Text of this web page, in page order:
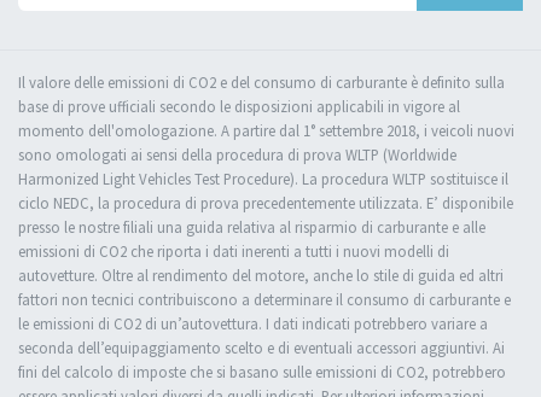
Il valore delle emissioni di CO2 e del consumo di carburante è definito sulla
base di prove ufficiali secondo le disposizioni applicabili in vigore al
momento dell'omologazione. A partire dal 1° settembre 2018, i veicoli nuovi
sono omologati ai sensi della procedura di prova WLTP (Worldwide
Harmonized Light Vehicles Test Procedure). La procedura WLTP sostituisce il
ciclo NEDC, la procedura di prova precedentemente utilizzata. E’ disponibile
presso le nostre filiali una guida relativa al risparmio di carburante e alle
emissioni di CO2 che riporta i dati inerenti a tutti i nuovi modelli di
autovetture. Oltre al rendimento del motore, anche lo stile di guida ed altri
fattori non tecnici contribuiscono a determinare il consumo di carburante e
le emissioni di CO2 di un’autovettura. I dati indicati potrebbero variare a
seconda dell’equipaggiamento scelto e di eventuali accessori aggiuntivi. Ai
fini del calcolo di imposte che si basano sulle emissioni di CO2, potrebbero